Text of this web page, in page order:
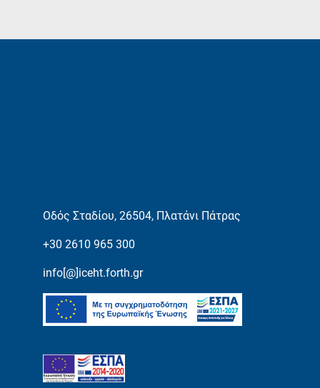
Οδός Σταδίου, 26504, Πλατάνι Πάτρας
+30 2610 965 300
info[@]iceht.forth.gr